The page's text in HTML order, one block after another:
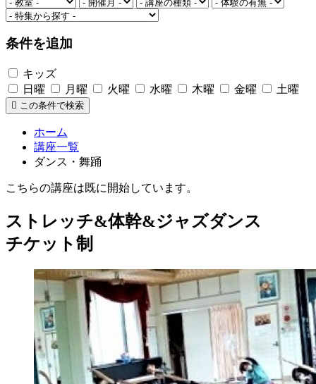
条件を追加
キッズ
日曜
月曜 火曜 水曜 木曜 金曜 土曜
この条件で検索
ホーム
講座一覧
ダンス・舞踊
こちらの講座は既に開始しています。
ストレッチ&体幹&ジャズダンス
チケット制